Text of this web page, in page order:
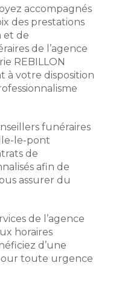
dans la limite
de
des
Voir
agence et
sur
discrets et
leur
service
vous votre
afin de mieux
de
des
c'est choisir
venir
des
obsèques
détails
cérémonie
fleurs,
accompagnés
des prestations
et de
de l’agence
REBILLON
à votre disposition
funéraires
le-pont
de
afin de
assurer du
de l’agence
horaires
d’une
toute urgence